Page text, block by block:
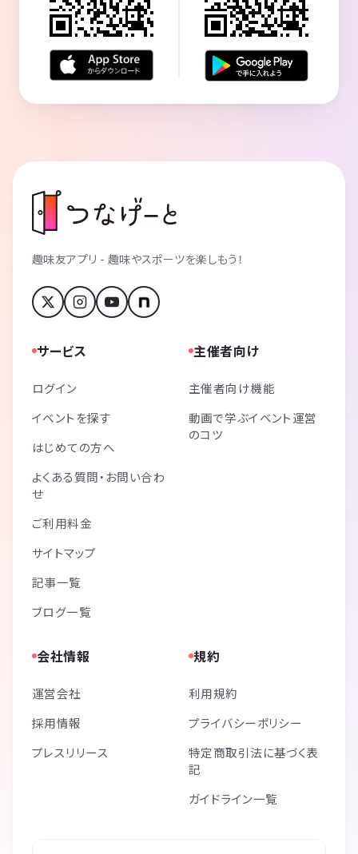
趣味友アプリ - 趣味やスポーツを楽しもう！
サービス
ログイン
イベントを探す
はじめての方へ
よくある質問・お問い合わ
せ
ご利用料金
サイトマップ
記事一覧
ブログ一覧
主催者向け
主催者向け機能
動画で学ぶイベント運営
のコツ
会社情報
運営会社
採用情報
プレスリリース
規約
利用規約
プライバシーポリシー
特定商取引法に基づく表
記
ガイドライン一覧